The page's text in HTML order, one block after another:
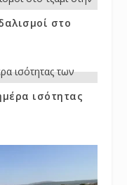
στο
ισότητας